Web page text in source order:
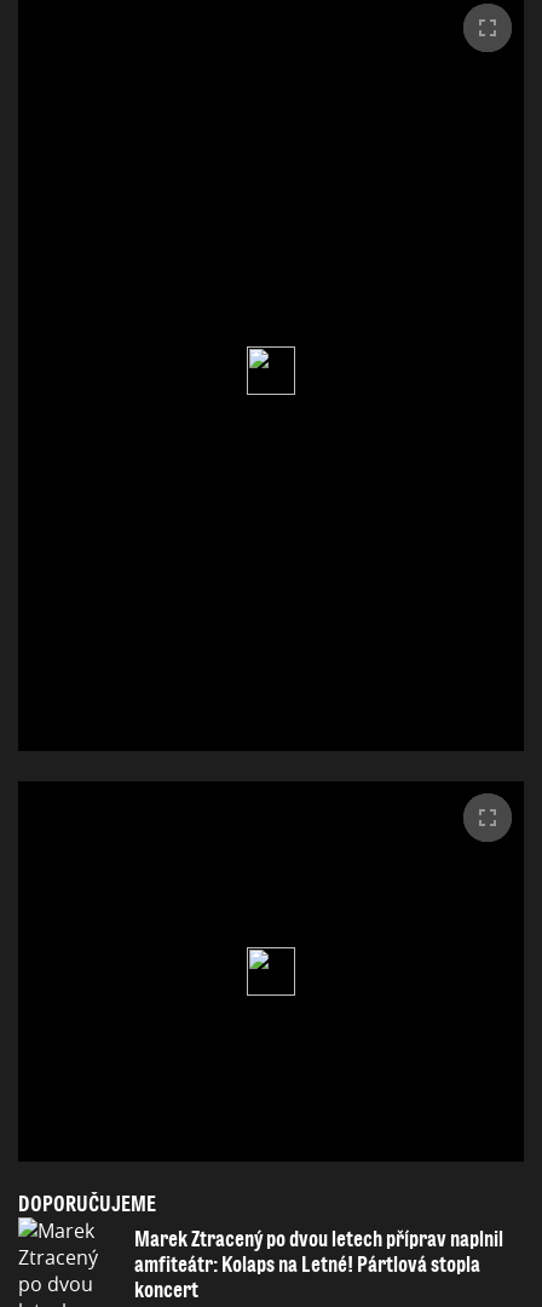
DOPORUČUJEME
Marek Ztracený po dvou letech příprav naplnil
amfiteátr: Kolaps na Letné! Pártlová stopla
koncert